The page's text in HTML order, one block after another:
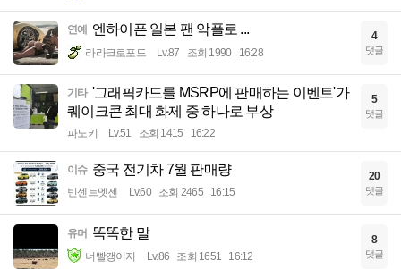
연예 엔하이픈 일본 팬 악플로 ...
라라크로포드 Lv.87 조회 1990 16:28
4
댓글
기타 '그래픽카드를 MSRP에 판매하는 이벤트'가
퀘이크콘 최대 화제 중 하나로 부상
파노키 Lv.51 조회 1415 16:22
5
댓글
이슈 중국 전기차 7월 판매량
빈센트멧젠 Lv.60 조회 2465 16:15
20
댓글
유머 똑똑한 말
너빨갱이지 Lv.86 조회 1651 16:12
8
댓글